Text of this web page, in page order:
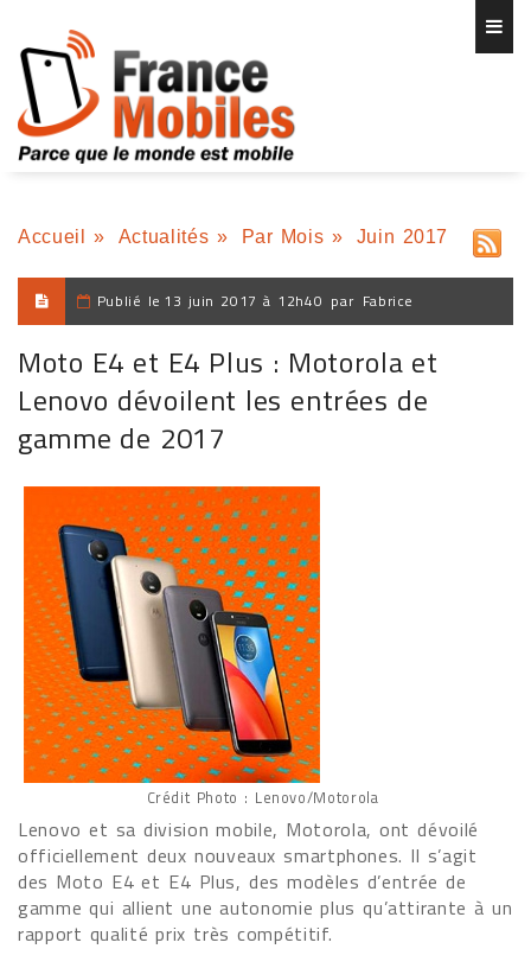
Accueil » Actualités » Par Mois » Juin 2017
Publié le 13 juin 2017 à 12h40 par Fabrice
Moto E4 et E4 Plus : Motorola et
Lenovo dévoilent les entrées de
gamme de 2017
Crédit Photo : Lenovo/Motorola
Lenovo et sa division mobile, Motorola, ont dévoilé
officiellement deux nouveaux smartphones. Il s’agit
des Moto E4 et E4 Plus, des modèles d’entrée de
gamme qui allient une autonomie plus qu’attirante à un
rapport qualité prix très compétitif.